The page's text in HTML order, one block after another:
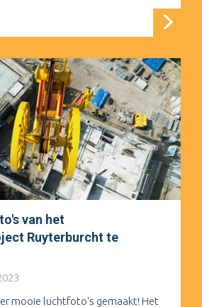
van het
Ruyterburcht te
mooie luchtfoto's gemaakt! Het